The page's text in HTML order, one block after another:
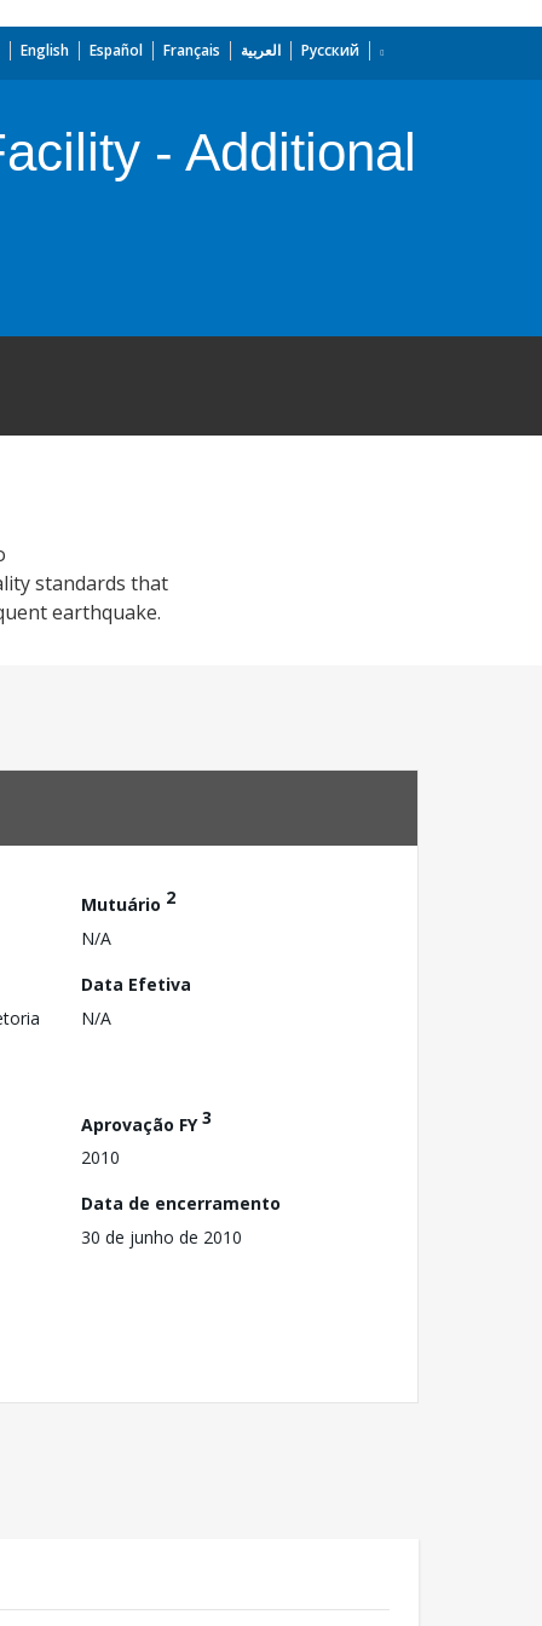
English Español Français العربية Русский
- Additional
standards that
earthquake.
Mutuário 2
N/A
Data Efetiva
N/A
Aprovação FY3
2010
Data de encerramento
30 de junho de 2010